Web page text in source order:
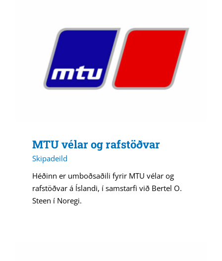
MTU vélar og rafstöðvar
Skipadeild
Héðinn er umboðsaðili fyrir MTU vélar og
rafstöðvar á Íslandi, í samstarfi við Bertel O.
Steen í Noregi.